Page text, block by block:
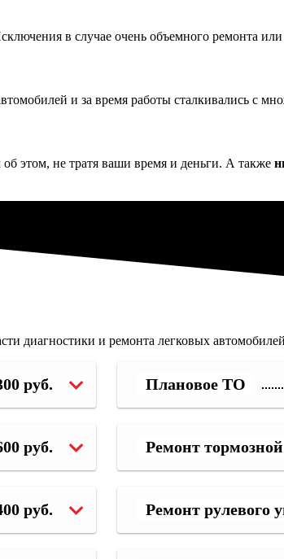
в случае очень объемного ремонта
и за время работы сталкивались с
этом, не тратя ваши время и деньги. А также
диагностики и ремонта легковых
руб. Плановое ТО
руб. Ремонт
руб. Ремонт рулевого